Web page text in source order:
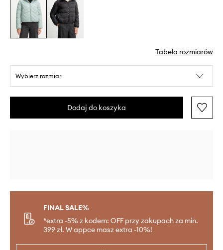
Tabela rozmiarów
Wybierz rozmiar
Dodaj do koszyka
FINAL SALE%
*extra -5% z kodem: OFF przy zakupach za min.
399 zł. W appce masz extra -10%!